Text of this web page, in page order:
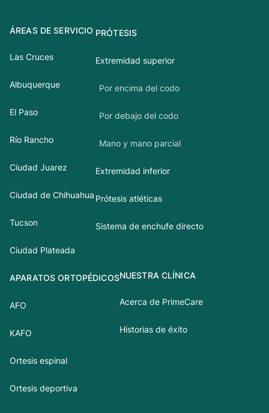
ÁREAS DE SERVICIO
Las Cruces
Albuquerque
El Paso
Río Rancho
Ciudad Juarez
Ciudad de Chihuahua
Tucson
Ciudad Plateada
PRÓTESIS
Extremidad superior
Por encima del codo
Por debajo del codo
Mano y mano parcial
Extremidad inferior
Prótesis atléticas
Sistema de enchufe directo
APARATOS ORTOPÉDICOS
AFO
KAFO
Ortesis espinal
Ortesis deportiva
NUESTRA CLÍNICA
Acerca de PrimeCare
Historias de éxito